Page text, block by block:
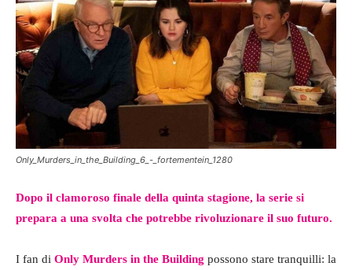
Only_Murders_in_the_Building_6_-_fortementein_1280
Dopo il clamoroso finale della quinta stagione, la serie si
prepara a una svolta che potrebbe rivoluzionare il suo futuro.
I fan di Only Murders in the Building possono stare tranquilli: la